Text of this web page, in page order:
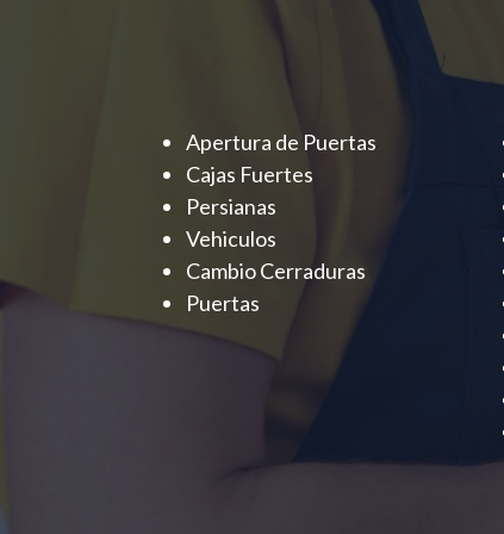
Apertura de Puertas
Cajas Fuertes
Persianas
Vehiculos
Cambio Cerraduras
Puertas